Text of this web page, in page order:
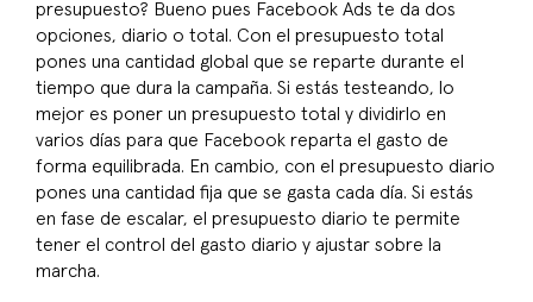
presupuesto? Bueno pues Facebook Ads te da dos
opciones, diario o total. Con el presupuesto total
pones una cantidad global que se reparte durante el
tiempo que dura la campaña. Si estás testeando, lo
mejor es poner un presupuesto total y dividirlo en
varios días para que Facebook reparta el gasto de
forma equilibrada. En cambio, con el presupuesto diario
pones una cantidad fija que se gasta cada día. Si estás
en fase de escalar, el presupuesto diario te permite
tener el control del gasto diario y ajustar sobre la
marcha.